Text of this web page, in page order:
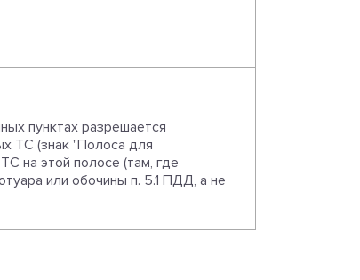
пунктах разрешается
ТС (знак "Полоса для
на этой полосе (там, где
или обочины п. 5.1 ПДД, а не